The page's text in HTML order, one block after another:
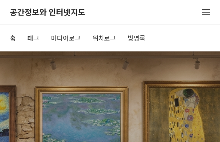
공간정보와 인터넷지도
홈 태그 미디어로그 위치로그 방명록